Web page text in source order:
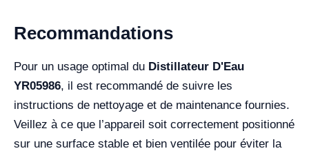
Recommandations
Pour un usage optimal du Distillateur D'Eau
YR05986, il est recommandé de suivre les
instructions de nettoyage et de maintenance fournies.
Veillez à ce que l’appareil soit correctement positionné
sur une surface stable et bien ventilée pour éviter la